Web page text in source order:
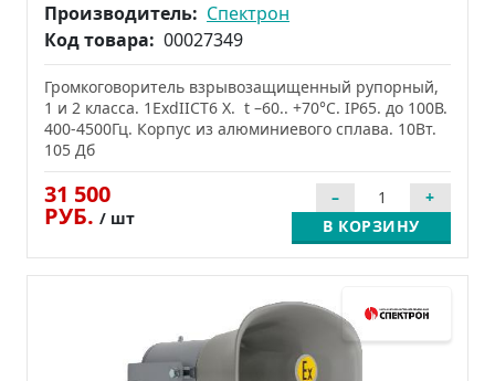
Производитель: Спектрон
Код товара: 00027349
Громкоговоритель взрывозащищенный рупорный,
1 и 2 класса. 1ExdIICT6 X. t –60.. +70°C. IP65. до 100В.
400-4500Гц. Корпус из алюминиевого сплава. 10Вт.
105 Дб
31 500
РУБ. / шт В КОРЗИНУ